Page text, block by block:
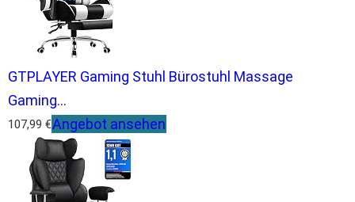
GTPLAYER Gaming Stuhl Bürostuhl Massage
Gaming...
107,99 €Angebot ansehen